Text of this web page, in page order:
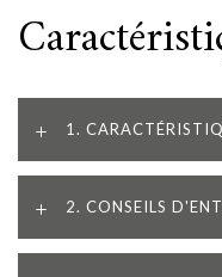
1.
2. CONSEILS